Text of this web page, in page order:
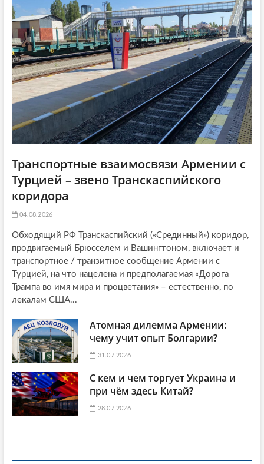
t
i
o
n
ь
я
:
я
:
Транспортные взаимосвязи Армении с
Турцией – звено Транскаспийского
коридора
04.08.2026
Обходящий РФ Транскаспийский («Срединный») коридор,
продвигаемый Брюсселем и Вашингтоном, включает и
транспортное / транзитное сообщение Армении с
Турцией, на что нацелена и предполагаемая «Дорога
Трампа во имя мира и процветания» – естественно, по
лекалам США...
Атомная дилемма Армении:
чему учит опыт Болгарии?
31.07.2026
С кем и чем торгует Украина и
при чём здесь Китай?
28.07.2026